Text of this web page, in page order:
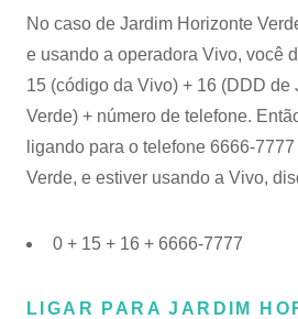
No caso de Jardim Horizonte
e usando a operadora Vivo, você
15 (código da Vivo) + 16 (DDD de
Verde) + número de telefone.
ligando para o telefone 6666-
Verde, e estiver usando a Vivo,
0 + 15 + 16 + 6666-7777
LIGAR PARA JARDIM